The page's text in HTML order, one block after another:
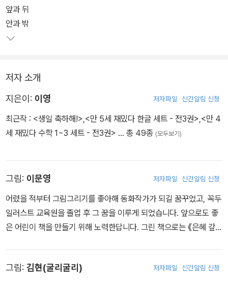
앞과 뒤
안과 밖
저자 소개
지은이: 이영 저자파일 신간알림 신청
최근작 : <생일 축하해!>,<만 5세 재밌다 한글 세트 - 전3권>,<만 4
세 재밌다 수학 1~3 세트 - 전3권> … 총 49종 (모두보기)
그림: 이문영 저자파일 신간알림 신청
어렸을 적부터 그림그리기를 좋아해 동화작가가 되길 꿈꾸었고, 꼭두
일러스트 교육원을 졸업 후 그 꿈을 이루게 되었습니다. 앞으로도 좋
은 어린이 책을 만들기 위해 노력한답니다. 그린 책으로는 《은혜 갚은
그림: 김현(굴리굴리) 저자파일 신간알림 신청